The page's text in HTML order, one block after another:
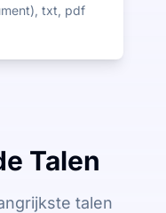
txt, pdf
Talen
talen